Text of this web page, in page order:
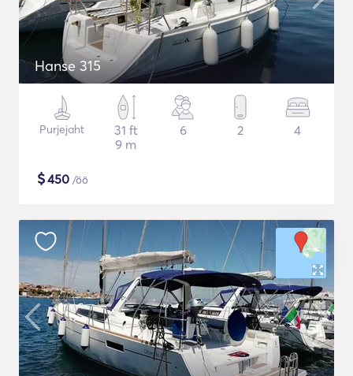
Hanse 315
Purjejaht
31 ft
9 m
6 2 4
$450 /öö